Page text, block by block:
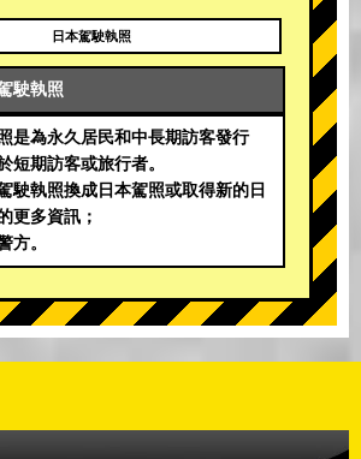
日本駕駛執照
駛執照
是為永久居民和中長期訪客發行
短期訪客或旅行者。
駛執照換成日本駕照或取得新的日
更多資訊；
方。